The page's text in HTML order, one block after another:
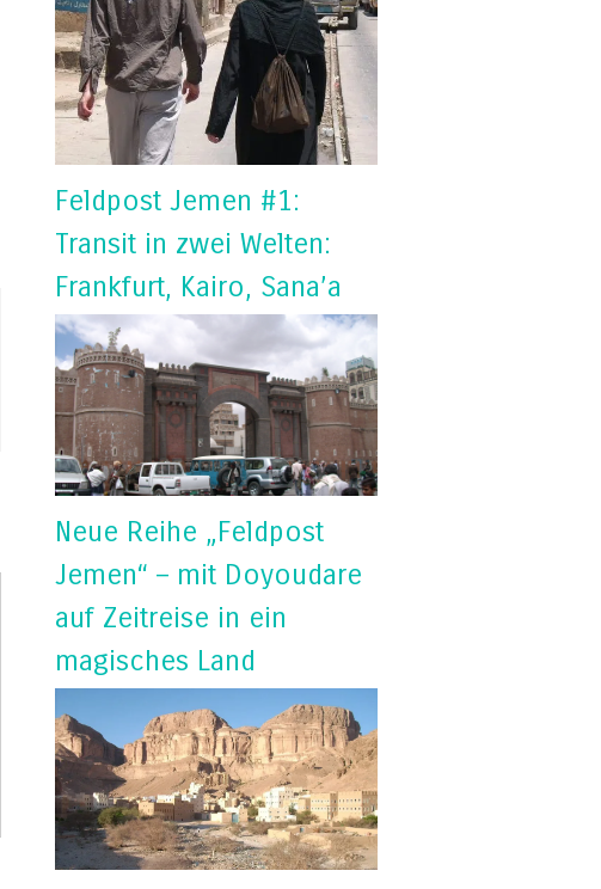
Feldpost Jemen #1:
Transit in zwei Welten:
Frankfurt, Kairo, Sana’a
Neue Reihe „Feldpost
Jemen“ – mit Doyoudare
auf Zeitreise in ein
magisches Land